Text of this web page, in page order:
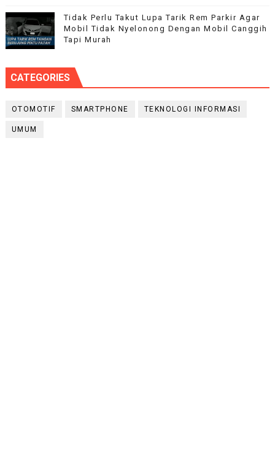
Tidak Perlu Takut Lupa Tarik Rem Parkir Agar
Mobil Tidak Nyelonong Dengan Mobil Canggih
Tapi Murah
CATEGORIES
OTOMOTIF SMARTPHONE TEKNOLOGI INFORMASI
UMUM